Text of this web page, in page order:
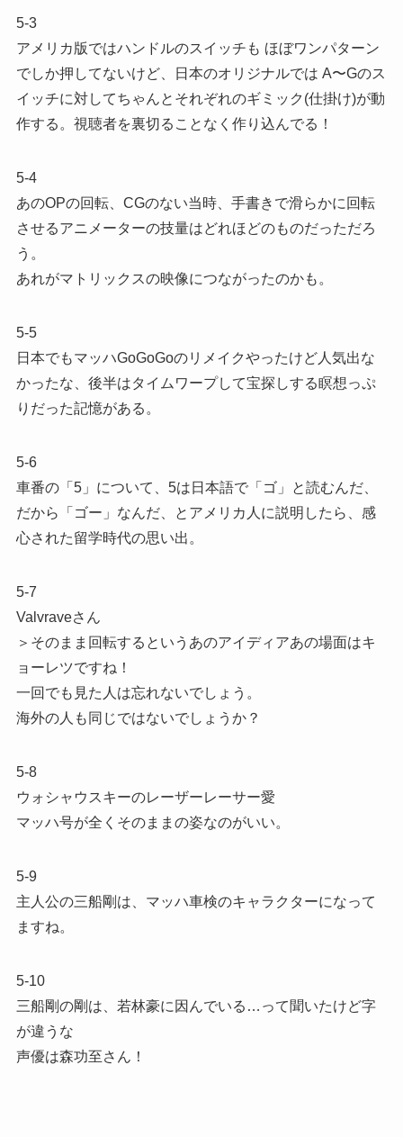
5-3
アメリカ版ではハンドルのスイッチも ほぼワンパターン
でしか押してないけど、日本のオリジナルでは A〜Gのス
イッチに対してちゃんとそれぞれのギミック(仕掛け)が動
作する。視聴者を裏切ることなく作り込んでる！
5-4
あのOPの回転、CGのない当時、手書きで滑らかに回転
させるアニメーターの技量はどれほどのものだっただろ
う。
あれがマトリックスの映像につながったのかも。
5-5
日本でもマッハGoGoGoのリメイクやったけど人気出な
かったな、後半はタイムワープして宝探しする瞑想っぷ
りだった記憶がある。
5-6
車番の「5」について、5は日本語で「ゴ」と読むんだ、
だから「ゴー」なんだ、とアメリカ人に説明したら、感
心された留学時代の思い出。
5-7
Valvraveさん
＞そのまま回転するというあのアイディアあの場面はキ
ョーレツですね！
一回でも見た人は忘れないでしょう。
海外の人も同じではないでしょうか？
5-8
ウォシャウスキーのレーザーレーサー愛️
マッハ号が全くそのままの姿なのがいい。
5-9
主人公の三船剛は、マッハ車検のキャラクターになって
ますね。
5-10
三船剛の剛は、若林豪に因んでいる…って聞いたけど字
が違うな
声優は森功至さん！